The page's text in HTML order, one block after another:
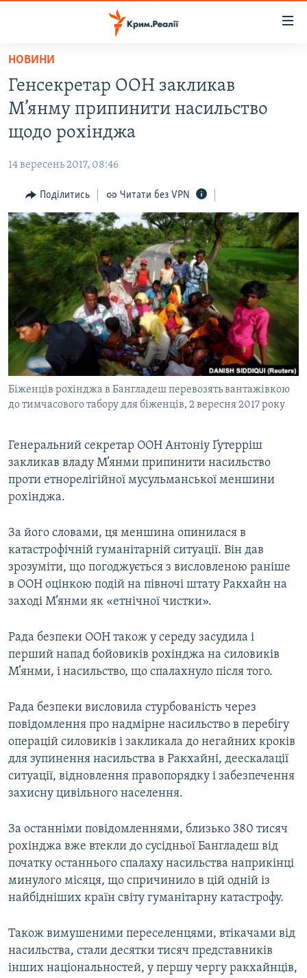
Перейти
основного
матеріалу
до
основної
навігації
Перейти
до
пошуку
ВОДА.КРИМ
ВІДЕО ТА ФОТО
БЛОГИ
ПОГЛЯД
ІНТЕРВ'Ю
ВСЕ ЗА ДЕНЬ
СПЕЦПРОЕКТИ
ДЕПОРТАЦІЯ
ВІДЕОУРОКИ «ELIFBE»
СВІДЧЕННЯ ОКУПАЦІЇ
УКРАЇНСЬКА ПРОБЛЕМА КРИМУ
ІНФОГРАФІКА
ЯК ОБІЙТИ БЛОКУВАННЯ
Русский
Qırımtatar
ДОЛУЧАЙСЯ!
Усі сайти RFE/RL
НОВИНИ
Генсекретар ООН закликав
М’янму припинити насильство
щодо рохінджа
14 вересень 2017, 08:46
Поділитись Читати без VPN
Біженців рохінджа в Бангладеш перевозять вантажівкою
до тимчасового табору для біженців, 2 вересня 2017 року
Генеральний секретар ООН Антоніу Ґутерріш
закликав владу М’янми припинити насильство
проти етнорелігійної мусульманської меншини
рохінджа.
За його словами, ця меншина опинилася в
катастрофічній гуманітарній ситуації. Він дав
зрозуміти, що погоджується з висловленою раніше
в ООН оцінкою подій на півночі штату Ракхайн на
заході М’янми як «етнічної чистки».
Рада безпеки ООН також у середу засудила і
перший напад бойовиків рохінджа на силовиків
М’янми, і насильство, що спалахнуло після того.
Рада безпеки висловила стурбованість через
повідомлення про надмірне насильство в перебігу
операцій силовиків і закликала до негайних кроків
для зупинення насильства в Ракхайні, деескалації
ситуації, відновлення правопорядку і забезпечення
захисну цивільного населення.
За останніми повідомленнями, близько 380 тисяч
рохінджа вже втекли до сусідньої Бангладеш від
початку останнього спалаху насильства наприкінці
минулого місяця, що спричинило в цій одній із
найбідніших країн світу гуманітарну катастрофу.
Також вимушеними переселенцями, втікачами від
насильства, стали десятки тисяч представників
інших національностей, у першу чергу ракхайнців,